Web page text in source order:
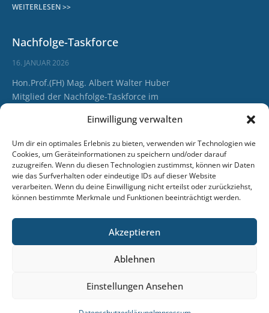
Einwilligung verwalten
Um dir ein optimales Erlebnis zu bieten, verwenden wir Technologien wie
Cookies, um Geräteinformationen zu speichern und/oder darauf
zuzugreifen. Wenn du diesen Technologien zustimmst, können wir Daten
wie das Surfverhalten oder eindeutige IDs auf dieser Website
verarbeiten. Wenn du deine Einwilligung nicht erteilst oder zurückziehst,
können bestimmte Merkmale und Funktionen beeinträchtigt werden.
Akzeptieren
Ablehnen
Einstellungen Ansehen
WEITERLESEN >>
Nachfolge-Taskforce
16. JANUAR 2026
Hon.Prof.(FH) Mag. Albert Walter Huber
Mitglied der Nachfolge-Taskforce im
Ihre Firmenübergabe in den
besten Händen
Unser neues Inserat in der Wiener
Wirtschaft…
Datenschutzerklärung
Intern